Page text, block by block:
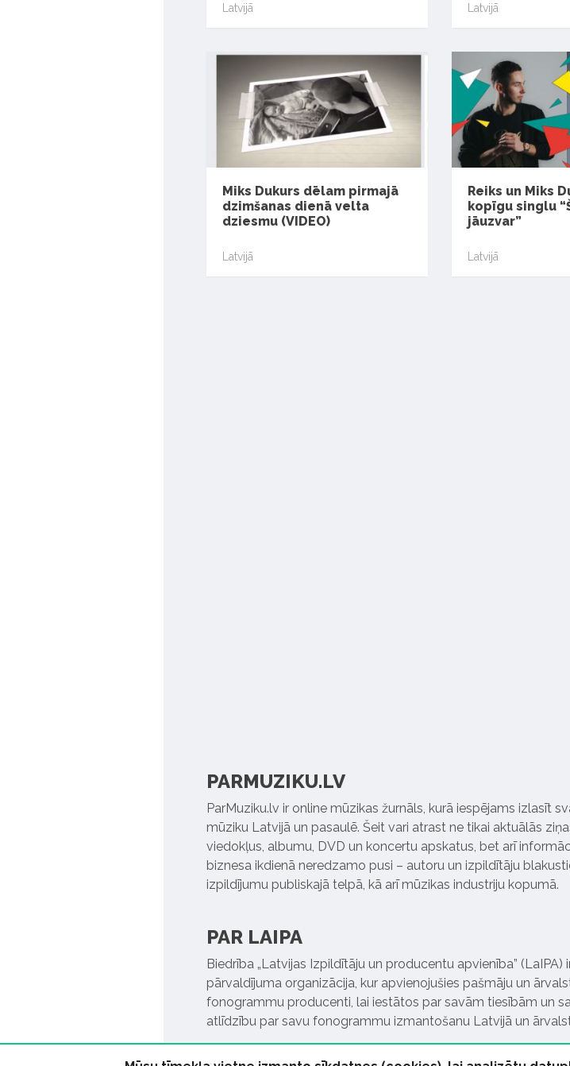
Latvijā Latvijā
Miks Dukurs dēlam pirmajā
dzimšanas dienā velta
dziesmu (VIDEO)
Latvijā
Reiks un Miks
kopīgu singlu
jāuzvar”
Latvijā
PARMUZIKU.LV
ParMuziku.lv ir online mūzikas žurnāls, kurā iespējams izlasīt
mūziku Latvijā un pasaulē. Šeit vari atrast ne tikai aktuālās
viedokļus, albumu, DVD un koncertu apskatus, bet arī
biznesa ikdienā neredzamo pusi – autoru un izpildītāju
izpildījumu publiskajā telpā, kā arī mūzikas industriju kopumā.
PAR LAIPA
Biedrība „Latvijas Izpildītāju un producentu apvienība” (LaIPA)
pārvaldījuma organizācija, kur apvienojušies pašmāju un
fonogrammu producenti, lai iestātos par savām tiesībām un
atlīdzību par savu fonogrammu izmantošanu Latvijā un